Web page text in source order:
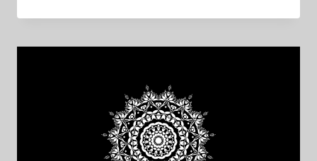
EST
SECRETS
DE
LA
PERFORMANCE)